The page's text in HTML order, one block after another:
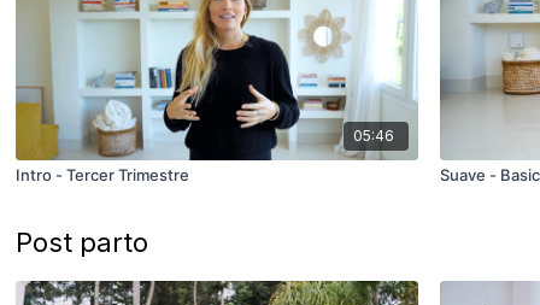
05:46
Intro - Tercer Trimestre Suave -
Post parto